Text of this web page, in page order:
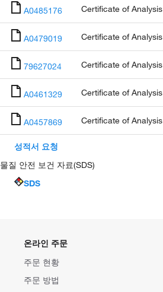
A0485176 Certificate of Analysis
A0479019 Certificate of Analysis
79627024 Certificate of Analysis
A0461329 Certificate of Analysis
A0457869 Certificate of Analysis
성적서 요청
물질 안전 보건 자료(SDS)
SDS
온라인 주문
주문 현황
주문 방법